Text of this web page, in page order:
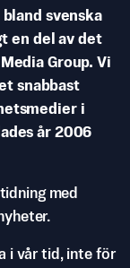
svenska
en del av det
Group. Vi
snabbast
i
år 2006
med
i vår tid, inte för